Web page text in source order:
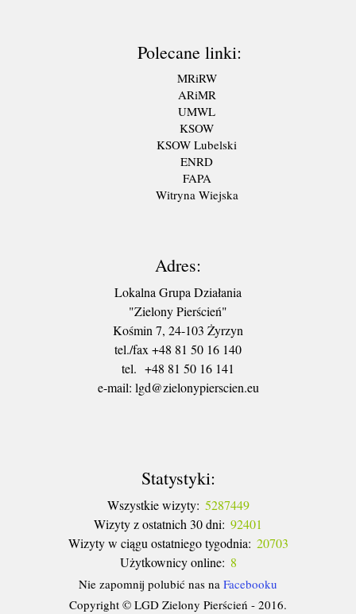
Polecane linki:
MRiRW
ARiMR
UMWL
KSOW
KSOW Lubelski
ENRD
FAPA
Witryna Wiejska
Adres:
Lokalna Grupa Działania
"Zielony Pierścień"
Kośmin 7, 24-103 Żyrzyn
tel./fax +48 81 50 16 140
tel. +48 81 50 16 141
​e-mail: lgd@zielonypierscien.eu
Statystyki:
Wszystkie wizyty: 5287449
Wizyty z ostatnich 30 dni: 92401
Wizyty w ciągu ostatniego tygodnia: 20703
Użytkownicy online: 8
Nie zapomnij polubić nas na Facebooku
Copyright © LGD Zielony Pierścień - 2016.